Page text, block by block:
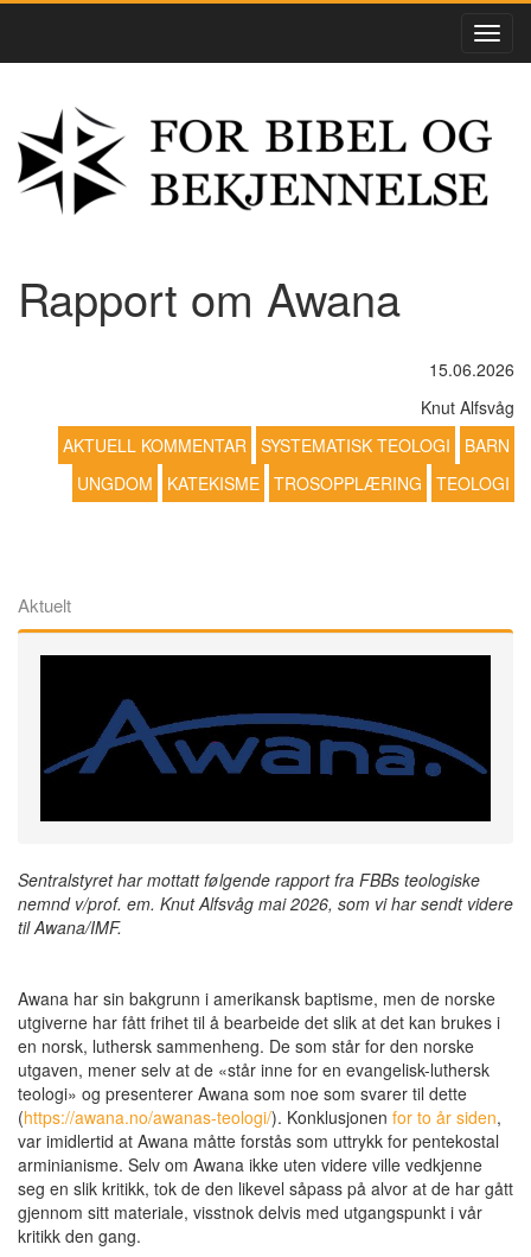
Rapport om Awana
15.06.2026
Knut Alfsvåg
AKTUELL KOMMENTAR SYSTEMATISK TEOLOGI
BARN
UNGDOM
KATEKISME TROSOPPLÆRING TEOLOGI
Aktuelt
Sentralstyret har mottatt følgende rapport fra FBBs teologiske
nemnd v/prof. em. Knut Alfsvåg mai 2026, som vi har sendt videre
til Awana/IMF.
Awana har sin bakgrunn i amerikansk baptisme, men de norske
utgiverne har fått frihet til å bearbeide det slik at det kan brukes i
en norsk, luthersk sammenheng. De som står for den norske
utgaven, mener selv at de «står inne for en evangelisk-luthersk
teologi» og presenterer Awana som noe som svarer til dette
(https://awana.no/awanas-teologi/). Konklusjonen for to år siden,
var imidlertid at Awana måtte forstås som uttrykk for pentekostal
arminianisme. Selv om Awana ikke uten videre ville vedkjenne
seg en slik kritikk, tok de den likevel såpass på alvor at de har gått
gjennom sitt materiale, visstnok delvis med utgangspunkt i vår
kritikk den gang.